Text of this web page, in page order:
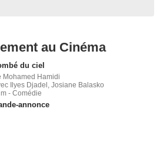
au Cinéma
du ciel
Mohamed Hamidi
Ilyes Djadel, Josiane Balasko
- Comédie
annonce